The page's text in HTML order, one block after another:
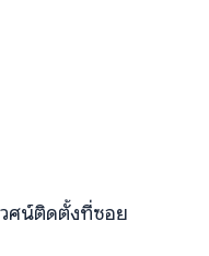
ศน์ติดตั้งที่ซอย